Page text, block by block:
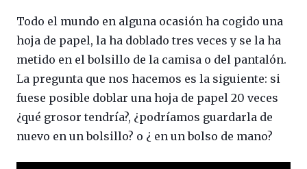
Todo el mundo en alguna ocasión ha cogido una
hoja de papel, la ha doblado tres veces y se la ha
metido en el bolsillo de la camisa o del pantalón.
La pregunta que nos hacemos es la siguiente: si
fuese posible doblar una hoja de papel 20 veces
¿qué grosor tendría?, ¿podríamos guardarla de
nuevo en un bolsillo? o ¿ en un bolso de mano?